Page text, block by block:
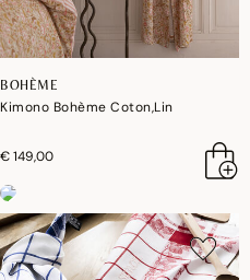
BOHÈME
Kimono Bohème Coton,Lin
€ 149,00